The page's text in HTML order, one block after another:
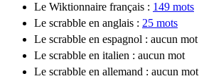
Le Wiktionnaire français : 149 mots
Le scrabble en anglais : 25 mots
Le scrabble en espagnol : aucun mot
Le scrabble en italien : aucun mot
Le scrabble en allemand : aucun mot